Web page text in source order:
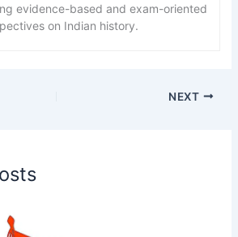
evidence-based and exam-oriented
on Indian history.
NEXT